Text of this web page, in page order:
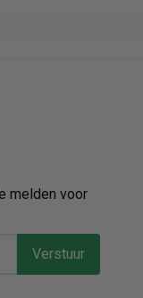
melden voor
Verstuur